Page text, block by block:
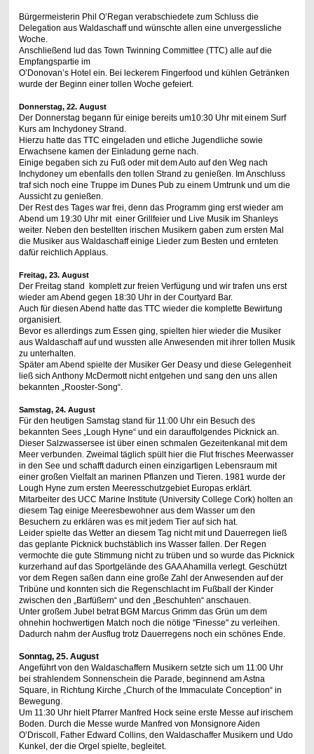
Bürgermeisterin Phil O’Regan verabschiedete zum Schluss die
Delegation aus Waldaschaff und wünschte allen eine unvergessliche
Woche.
Anschließend lud das Town Twinning Committee (TTC) alle auf die
Empfangspartie im
O’Donovan’s Hotel ein. Bei leckerem Fingerfood und kühlen Getränken
wurde der Beginn einer tollen Woche gefeiert.
Donnerstag, 22. August
Der Donnerstag begann für einige bereits um10:30 Uhr mit einem Surf
Kurs am Inchydoney Strand.
Hierzu hatte das TTC eingeladen und etliche Jugendliche sowie
Erwachsene kamen der Einladung gerne nach.
Einige begaben sich zu Fuß oder mit dem Auto auf den Weg nach
Inchydoney um ebenfalls den tollen Strand zu genießen. Im Anschluss
traf sich noch eine Truppe im Dunes Pub zu einem Umtrunk und um die
Aussicht zu genießen.
Der Rest des Tages war frei, denn das Programm ging erst wieder am
Abend um 19:30 Uhr mit einer Grillfeier und Live Musik im Shanleys
weiter. Neben den bestellten irischen Musikern gaben zum ersten Mal
die Musiker aus Waldaschaff einige Lieder zum Besten und ernteten
dafür reichlich Applaus.
Freitag, 23. August
Der Freitag stand komplett zur freien Verfügung und wir trafen uns erst
wieder am Abend gegen 18:30 Uhr in der Courtyard Bar.
Auch für diesen Abend hatte das TTC wieder die komplette Bewirtung
organisiert.
Bevor es allerdings zum Essen ging, spielten hier wieder die Musiker
aus Waldaschaff auf und wussten alle Anwesenden mit ihrer tollen Musik
zu unterhalten.
Später am Abend spielte der Musiker Ger Deasy und diese Gelegenheit
ließ sich Anthony McDermott nicht entgehen und sang den uns allen
bekannten „Rooster-Song“.
Samstag, 24. August
Für den heutigen Samstag stand für 11:00 Uhr ein Besuch des
bekannten Sees „Lough Hyne“ und ein darauffolgendes Picknick an.
Dieser Salzwassersee ist über einen schmalen Gezeitenkanal mit dem
Meer verbunden. Zweimal täglich spült hier die Flut frisches Meerwasser
in den See und schafft dadurch einen einzigartigen Lebensraum mit
einer großen Vielfalt an marinen Pflanzen und Tieren. 1981 wurde der
Lough Hyne zum ersten Meeresschutzgebiet Europas erklärt.
Mitarbeiter des UCC Marine Institute (University College Cork) holten an
diesem Tag einige Meeresbewohner aus dem Wasser um den
Besuchern zu erklären was es mit jedem Tier auf sich hat.
Leider spielte das Wetter an diesem Tag nicht mit und Dauerregen ließ
das geplante Picknick buchstäblich ins Wasser fallen. Der Regen
vermochte die gute Stimmung nicht zu trüben und so wurde das Picknick
kurzerhand auf das Sportgelände des GAA Ahamilla verlegt. Geschützt
vor dem Regen saßen dann eine große Zahl der Anwesenden auf der
Tribüne und konnten sich die Regenschlacht im Fußball der Kinder
zwischen den „Barfüßern“ und den „Beschuhten“ anschauen.
Unter großem Jubel betrat BGM Marcus Grimm das Grün um dem
ohnehin hochwertigen Match noch die nötige "Finesse" zu verleihen.
Dadurch nahm der Ausflug trotz Dauerregens noch ein schönes Ende.
Sonntag, 25. August
Angeführt von den Waldaschaffern Musikern setzte sich um 11:00 Uhr
bei strahlendem Sonnenschein die Parade, beginnend am Astna
Square, in Richtung Kirche „Church of the Immaculate Conception“ in
Bewegung.
Um 11:30 Uhr hielt Pfarrer Manfred Hock seine erste Messe auf irischem
Boden. Durch die Messe wurde Manfred von Monsignore Aiden
O’Driscoll, Father Edward Collins, den Waldaschaffer Musikern und Udo
Kunkel, der die Orgel spielte, begleitet.